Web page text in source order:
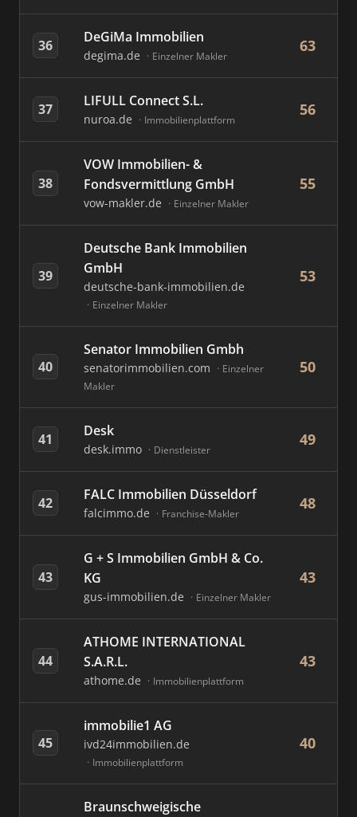
36 DeGiMa Immobilien
degima.de Einzelner Makler
63
37 LIFULL Connect S.L.
nuroa.de Immobilienplattform
56
38
VOW Immobilien- &
Fondsvermittlung GmbH
vow-makler.de Einzelner Makler
55
39
Deutsche Bank Immobilien
GmbH
deutsche-bank-immobilien.de
Einzelner Makler
53
40
Senator Immobilien Gmbh
senatorimmobilien.com
Einzelner
Makler
50
41 Desk
desk.immo Dienstleister
49
42 FALC Immobilien Düsseldorf
falcimmo.de Franchise-Makler
48
43
G + S Immobilien GmbH & Co.
KG
gus-immobilien.de Einzelner Makler
43
44
ATHOME INTERNATIONAL
S.A.R.L.
athome.de Immobilienplattform
43
45
immobilie1 AG
ivd24immobilien.de
Immobilienplattform
40
Braunschweigische